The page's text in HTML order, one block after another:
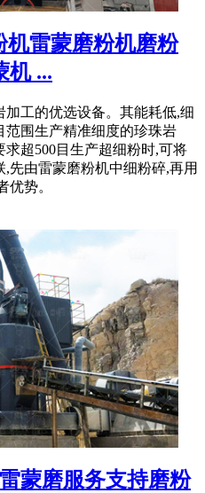
机雷蒙磨粉机磨粉
机 ...
工的优选设备。其能耗低,细
范围生产精准细度的珍珠岩
超500目生产超细粉时,可将
先由雷蒙磨粉机中细粉碎,再用
优势。
蒙磨服务支持磨粉